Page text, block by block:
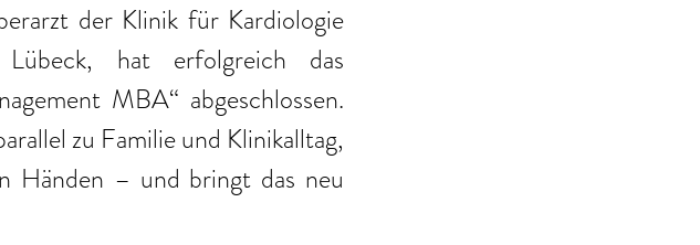
der Klinik für Kardiologie
hat erfolgreich das
MBA“ abgeschlossen.
zu Familie und Klinikalltag,
Händen – und bringt das neu